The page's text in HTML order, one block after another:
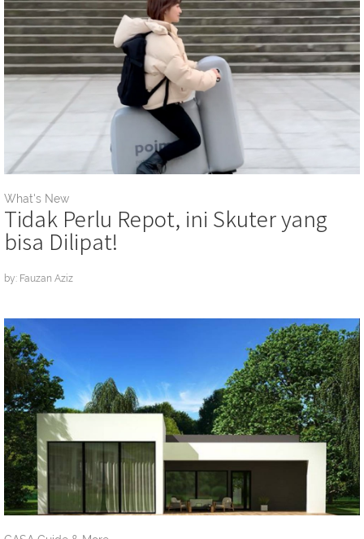
What's New
Tidak Perlu Repot, ini Skuter yang
bisa Dilipat!
by: Fauzan Aziz